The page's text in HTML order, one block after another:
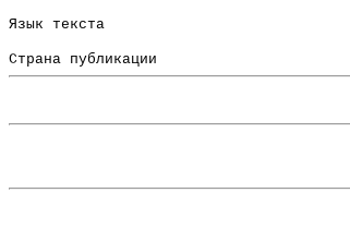
Язык текста
Страна публикации